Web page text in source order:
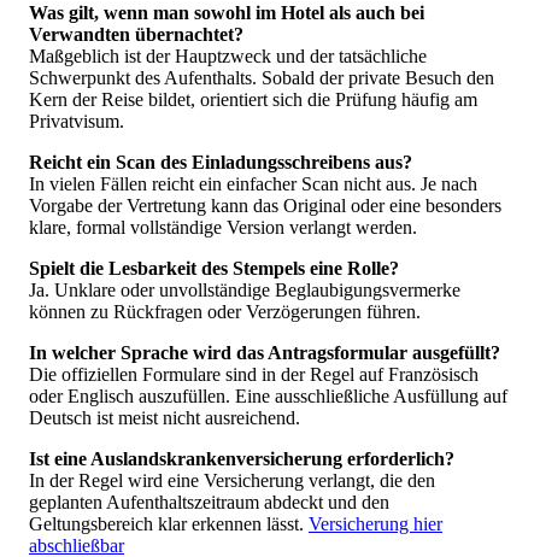
Was gilt, wenn man sowohl im Hotel als auch bei
Verwandten übernachtet?
Maßgeblich ist der Hauptzweck und der tatsächliche
Schwerpunkt des Aufenthalts. Sobald der private Besuch den
Kern der Reise bildet, orientiert sich die Prüfung häufig am
Privatvisum.
Reicht ein Scan des Einladungsschreibens aus?
In vielen Fällen reicht ein einfacher Scan nicht aus. Je nach
Vorgabe der Vertretung kann das Original oder eine besonders
klare, formal vollständige Version verlangt werden.
Spielt die Lesbarkeit des Stempels eine Rolle?
Ja. Unklare oder unvollständige Beglaubigungsvermerke
können zu Rückfragen oder Verzögerungen führen.
In welcher Sprache wird das Antragsformular ausgefüllt?
Die offiziellen Formulare sind in der Regel auf Französisch
oder Englisch auszufüllen. Eine ausschließliche Ausfüllung auf
Deutsch ist meist nicht ausreichend.
Ist eine Auslandskrankenversicherung erforderlich?
In der Regel wird eine Versicherung verlangt, die den
geplanten Aufenthaltszeitraum abdeckt und den
Geltungsbereich klar erkennen lässt. Versicherung hier
abschließbar